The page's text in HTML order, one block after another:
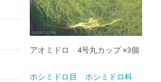
アオミドロ 4号丸カップ ×3個
ホシミドロ目 ホシミドロ科